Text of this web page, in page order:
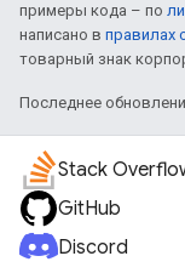
примеры кода – по
написано в правилах
товарный знак
Последнее
Stack
GitHub
Discord